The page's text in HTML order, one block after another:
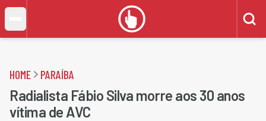
HOME PARAÍBA
Radialista Fábio Silva morre aos 30 anos
vítima de AVC